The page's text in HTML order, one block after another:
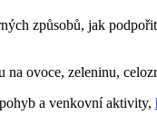
způsobů, jak
na ovoce, zeleninu,
a venkovní aktivity,